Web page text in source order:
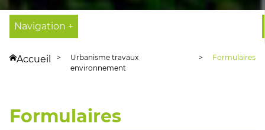
Navigation +
Accueil
Urbanisme travaux
environnement
Formulaires
Formulaires